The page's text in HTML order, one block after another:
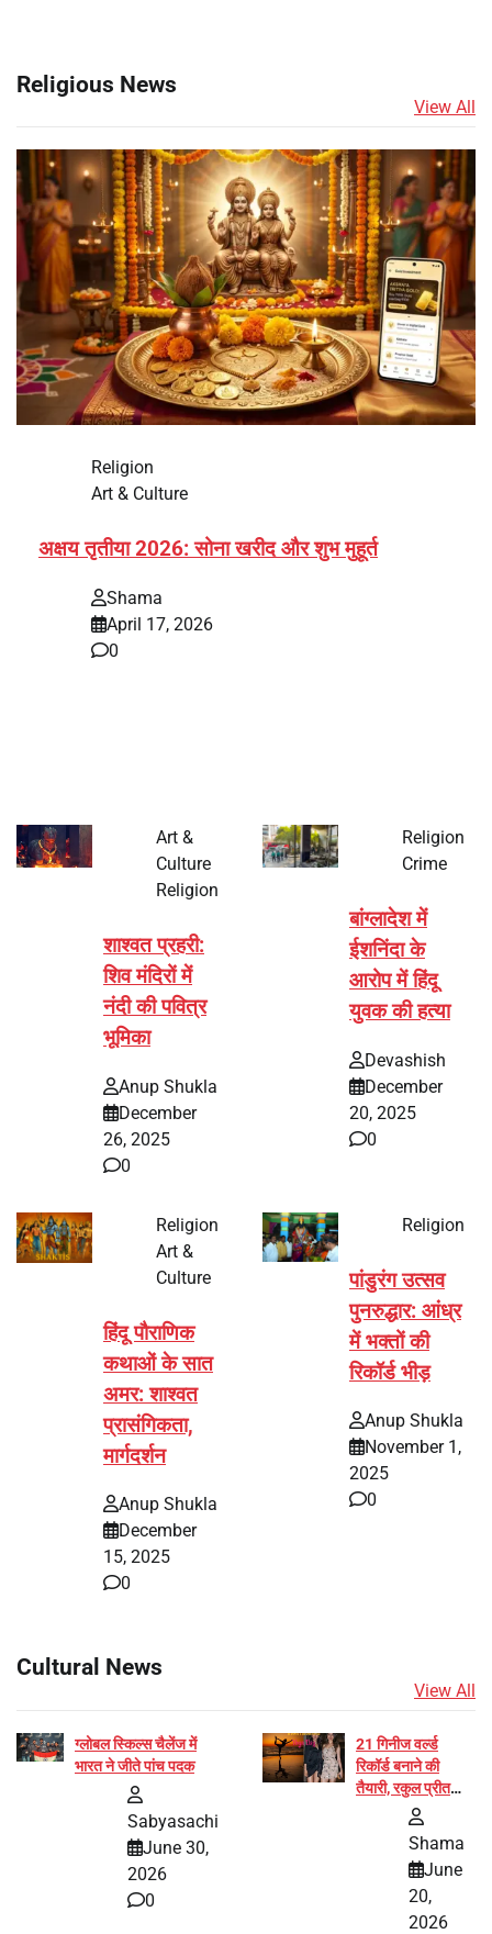
Religious News
View All
Religion
Art & Culture
अक्षय तृतीया 2026: सोना खरीद और शुभ मुहूर्त
Shama
April 17, 2026
0
Art &
Culture
Religion
शाश्वत प्रहरी:
शिव मंदिरों में
नंदी की पवित्र
भूमिका
Anup Shukla
December
26, 2025
0
Religion
Crime
बांग्लादेश में
ईशनिंदा के
आरोप में हिंदू
युवक की हत्या
Devashish
December
20, 2025
0
Religion
Art &
Culture
हिंदू पौराणिक
कथाओं के सात
अमर: शाश्वत
प्रासंगिकता,
मार्गदर्शन
Anup Shukla
December
15, 2025
0
Religion
पांडुरंग उत्सव
पुनरुद्धार: आंध्र
में भक्तों की
रिकॉर्ड भीड़
Anup Shukla
November 1,
2025
0
Cultural News
View All
ग्लोबल स्किल्स चैलेंज में
भारत ने जीते पांच पदक
Sabyasachi
June 30,
2026
0
21 गिनीज वर्ल्ड
रिकॉर्ड बनाने की
तैयारी, रकुल प्रीत
और प्रज्ञा जायसवाल
Shama
June
20,
2026